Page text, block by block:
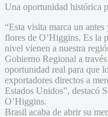
Una oportunidad histórica
“Esta visita marca un
flores de O’Higgins. Es la
nivel vienen a nuestra
Gobierno Regional a
oportunidad real para que
exportadores directos a
Estados Unidos”, destacó
O’Higgins.
Brasil acaba de abrir su